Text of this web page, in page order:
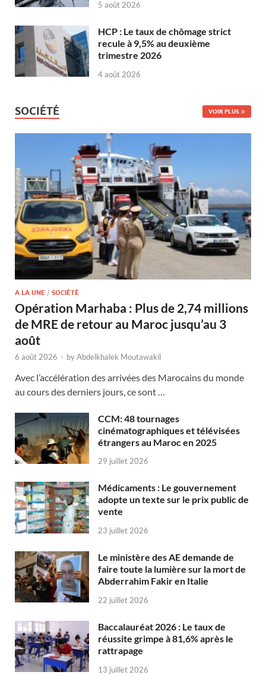
5 août 2026
HCP : Le taux de chômage strict
recule à 9,5% au deuxième
trimestre 2026
4 août 2026
SOCIÉTÉ VOIR PLUS
A LA UNE / SOCIÉTÉ
Opération Marhaba : Plus de 2,74 millions
de MRE de retour au Maroc jusqu’au 3
août
6 août 2026 - byAbdelkhalek Moutawakil
Avec l’accélération des arrivées des Marocains du monde
au cours des derniers jours, ce sont …
CCM: 48 tournages
cinématographiques et télévisées
étrangers au Maroc en 2025
29 juillet 2026
Médicaments : Le gouvernement
adopte un texte sur le prix public de
vente
23 juillet 2026
Le ministère des AE demande de
faire toute la lumière sur la mort de
Abderrahim Fakir en Italie
22 juillet 2026
Baccalauréat 2026 : Le taux de
réussite grimpe à 81,6% après le
rattrapage
13 juillet 2026